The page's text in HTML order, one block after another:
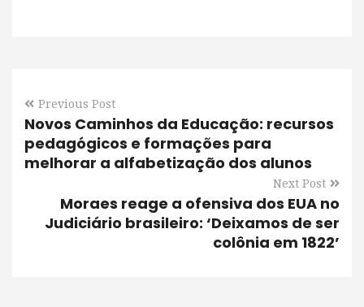
Previous Post
Novos Caminhos da Educação: recursos
pedagógicos e formações para
melhorar a alfabetização dos alunos
Next Post
Moraes reage a ofensiva dos EUA no
Judiciário brasileiro: ‘Deixamos de ser
colônia em 1822’